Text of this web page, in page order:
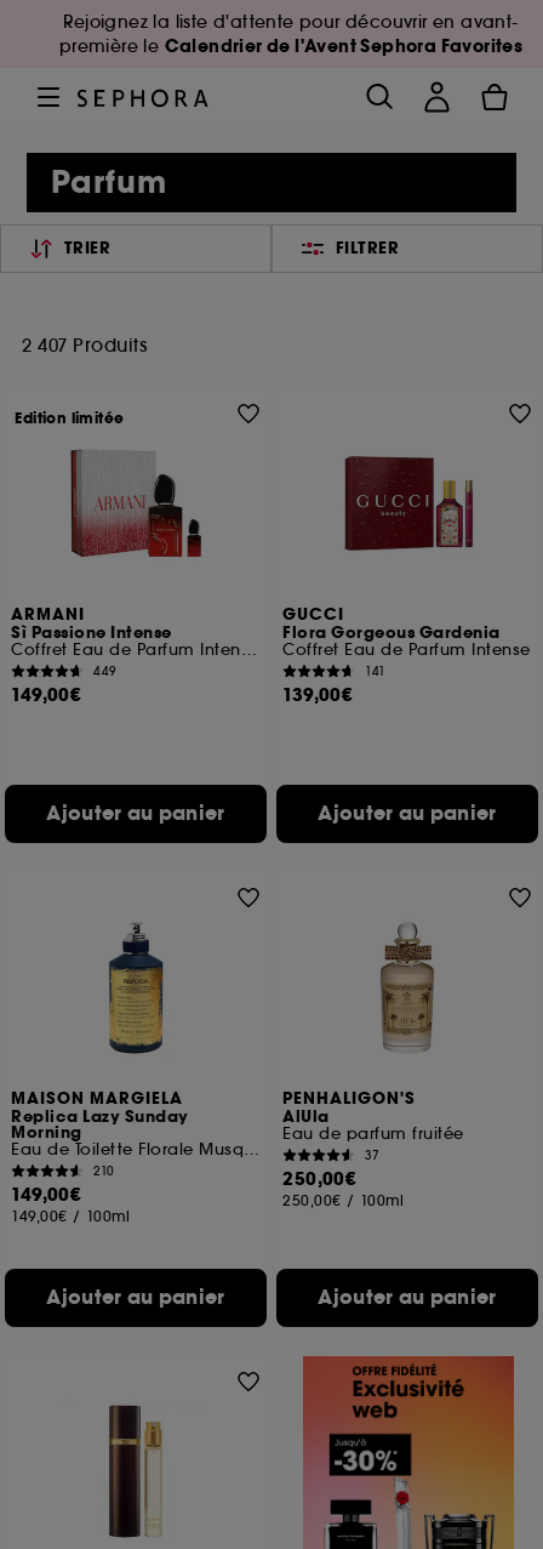
Rejoignez la liste d'attente pour découvrir en avant-
première le Calendrier de l'Avent Sephora Favorites
Parfum
TRIER FILTRER
2 407 Produits
ARMANI
Sì Passione Intense
Coffret Eau de Parfum Intense pour femme
449
149,00€
Ajouter au panier
Edition limitée
GUCCI
Flora Gorgeous Gardenia
Coffret Eau de Parfum Intense
141
139,00€
Ajouter au panier
MAISON MARGIELA
Replica Lazy Sunday
Morning
Eau de Toilette Florale Musquée
210
149,00€
149,00€ / 100ml
Ajouter au panier
PENHALIGON'S
AlUla
Eau de parfum fruitée
37
250,00€
250,00€ / 100ml
Ajouter au panier